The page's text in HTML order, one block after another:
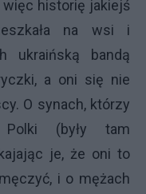
więc historię jakiejś
na wsi i
ukraińską bandą
a oni się nie
O synach, którzy
Polki (były tam
je, że oni to
i o mężach